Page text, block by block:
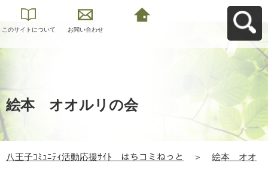
このサイトについて お問い合わせ
絵本 オオルリの会
八王子ｺﾐｭﾆﾃｨ活動応援ｻｲﾄ はちコミねっと ＞
絵本 オオ